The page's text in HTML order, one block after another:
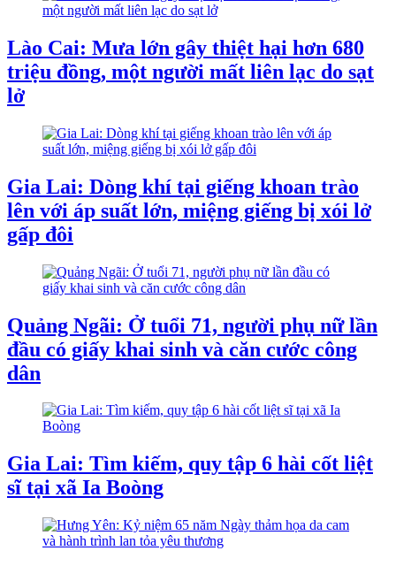
Lào Cai: Mưa lớn gây thiệt hại hơn 680
triệu đồng, một người mất liên lạc do sạt
lở
Gia Lai: Dòng khí tại giếng khoan trào
lên với áp suất lớn, miệng giếng bị xói lở
gấp đôi
Quảng Ngãi: Ở tuổi 71, người phụ nữ lần
đầu có giấy khai sinh và căn cước công
dân
Gia Lai: Tìm kiếm, quy tập 6 hài cốt liệt
sĩ tại xã Ia Boòng